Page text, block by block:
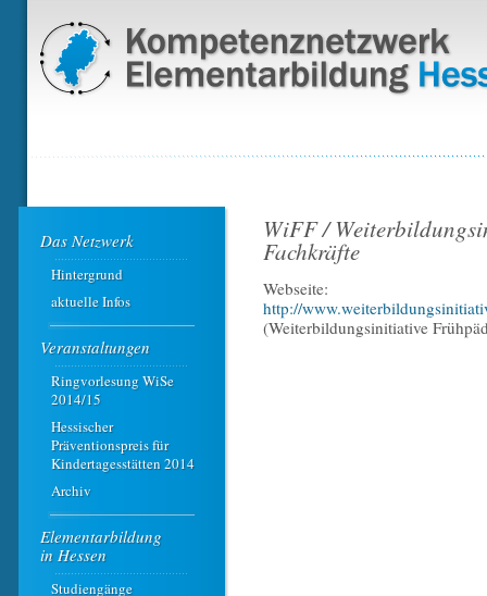
Das Netzwerk
Hintergrund
aktuelle Infos
Veranstaltungen
Ringvorlesung WiSe
2014/15
Hessischer
Präventionspreis für
Kindertagesstätten 2014
Archiv
Elementarbildung ­
in Hessen
Studiengänge
WiFF /
Fachkräfte
Webseite:
http://
(Weiterbildungsinitiative